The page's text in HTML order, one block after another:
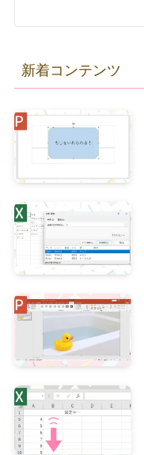
新着コンテンツ